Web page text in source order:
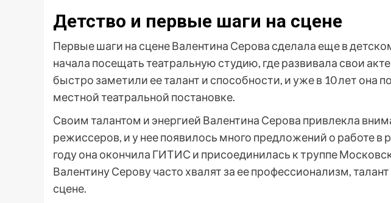
Детство и первые шаги на сцене
Первые шаги на сцене Валентина Серова сделала еще в
начала посещать театральную студию, где развивала свои
быстро заметили ее талант и способности, и уже в 10 лет она
местной театральной постановке.
Своим талантом и энергией Валентина Серова привлекла
режиссеров, и у нее появилось много предложений о работе в
году она окончила ГИТИС и присоединилась к труппе
Валентину Серову часто хвалят за ее профессионализм,
сцене.